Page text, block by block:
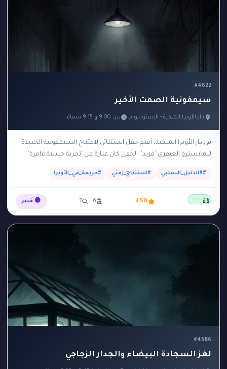
#4622
سيمفونية الصمت الأخير
دار الأوبرا الملكية - الاستوديو ب بين 9:00 و 9:15 مساءً
في دار الأوبرا الملكية، أقيم حفل استثنائي لافتتاح السيمفونية الجديدة
للمايسترو العبقري 'فريد'. الحفل كان عبارة عن 'تجربة حسية غامرة':
##الدليل_السلبي #استنتاج_زمني #جريمة_في_الأوبرا
مجانية 450
6
7 🟣 خبير 📖
#4586
لغز السجادة البيضاء والجدار الزجاجي